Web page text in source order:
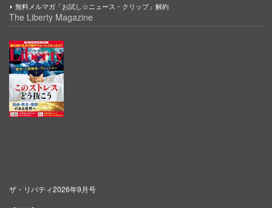
無料メルマガ「お試し☆ニュース・クリップ」解約
The Liberty Magazine
ザ・リバティ2026年9月号